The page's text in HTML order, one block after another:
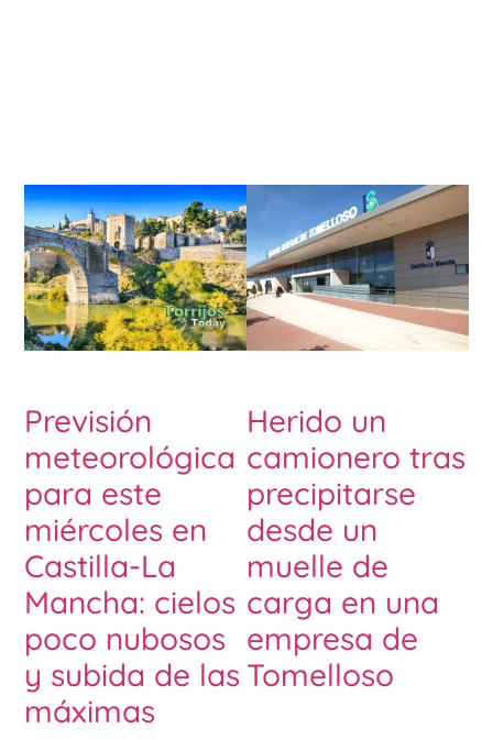
Previsión
meteorológica
para este
miércoles en
Castilla-La
Mancha: cielos
poco nubosos
y subida de las
máximas
Herido un
camionero tras
precipitarse
desde un
muelle de
carga en una
empresa de
Tomelloso